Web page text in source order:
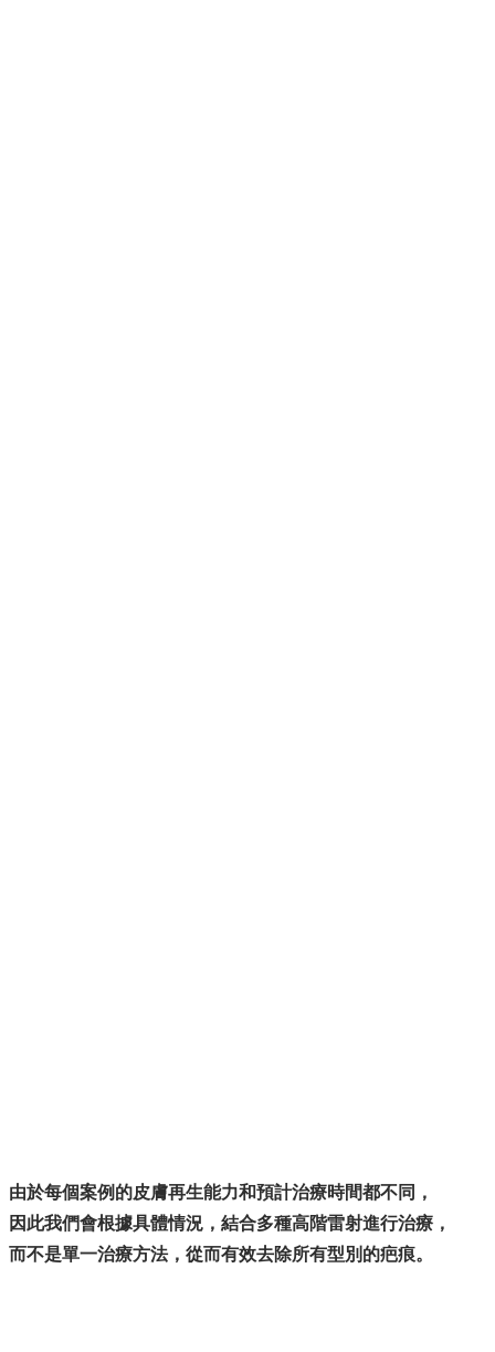
由於每個案例的皮膚再生能力和預計治療時間都不同，
因此我們會根據具體情況，結合多種高階雷射進行治療，
而不是單一治療方法，從而有效去除所有型別的疤痕。